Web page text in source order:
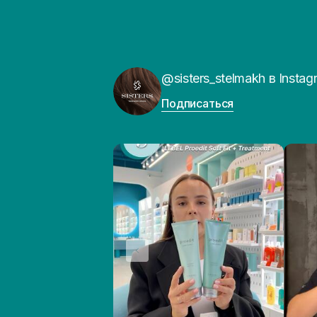
@sisters_stelmakh в
Подписаться